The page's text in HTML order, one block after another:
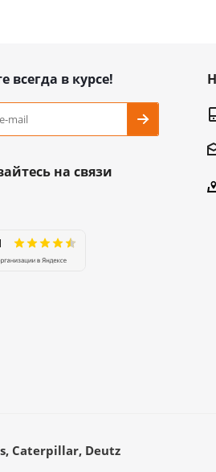
всегда в курсе!
на связи
Caterpillar, Deutz